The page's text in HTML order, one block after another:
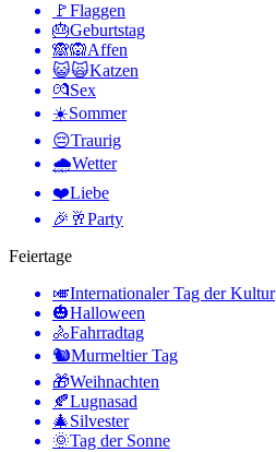
🚩Flaggen
🎂Geburtstag
🙈🙉Affen
😺🙀Katzen
💏Sex
☀️Sommer
😔Traurig
🌧Wetter
❤️Liebe
🎉🥂Party
Feiertage
🎺Internationaler Tag der Kultur
🎃Halloween
🚴Fahrradtag
🐿Murmeltier Tag
🎁Weihnachten
🍂Lugnasad
🎄Silvester
🌞Tag der Sonne